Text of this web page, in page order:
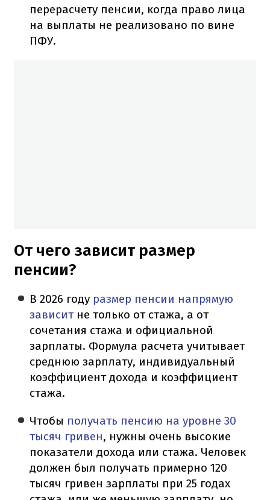
перерасчету пенсии, когда право лица
на выплаты не реализовано по вине
ПФУ.
От чего зависит размер
пенсии?
В 2026 году размер пенсии напрямую
зависитне только от стажа, а от
сочетания стажа и официальной
зарплаты. Формула расчета учитывает
среднюю зарплату, индивидуальный
коэффициент дохода и коэффициент
стажа.
Чтобы получать пенсию на уровне 30
тысяч гривен, нужны очень высокие
показатели дохода или стажа. Человек
должен был получать примерно 120
тысяч гривен зарплаты при 25 годах